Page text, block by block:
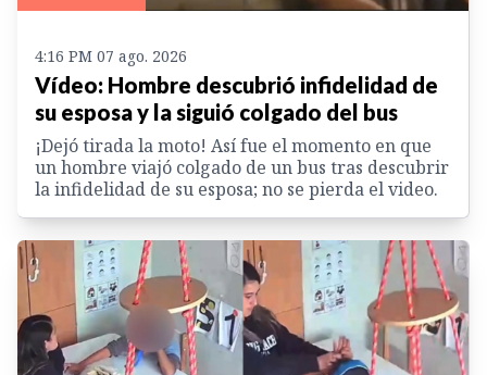
4:16 PM 07 ago. 2026
Vídeo: Hombre descubrió infidelidad de
su esposa y la siguió colgado del bus
¡Dejó tirada la moto! Así fue el momento en que
un hombre viajó colgado de un bus tras descubrir
la infidelidad de su esposa; no se pierda el video.